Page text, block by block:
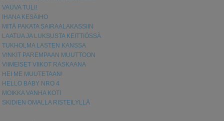
VAUVA TULI!
IHANA KESÄIHO
MITÄ PAKATA SAIRAALAKASSIIN
LAATUA JA LUKSUSTA KEITTIÖSSÄ
TUKHOLMA LASTEN KANSSA
VINKIT PAREMPAAN MUUTTOON
VIIMEISET VIIKOT RASKAANA
HEI ME MUUTETAAN!
HELLO BABY NRO 4
MOIKKA VANHA KOTI
SKIDIEN OMALLA RISTEILYLLÄ